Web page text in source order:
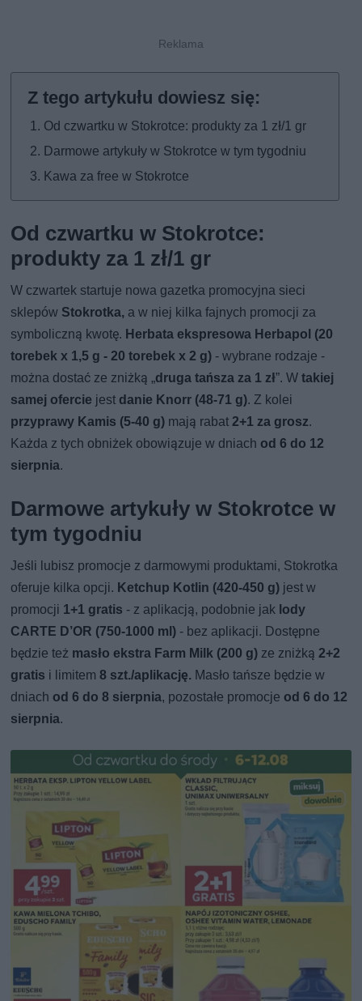
Od czwartku w Stokrotce: produkty za 1 zł/1 gr
Darmowe artykuły w Stokrotce w tym tygodniu
Kawa za free w Stokrotce
Od czwartku w Stokrotce:
produkty za 1 zł/1 gr
W czwartek startuje nowa gazetka promocyjna sieci
sklepów Stokrotka, a w niej kilka fajnych promocji za
symboliczną kwotę. Herbata ekspresowa Herbapol (20
torebek x 1,5 g - 20 torebek x 2 g) - wybrane rodzaje -
można dostać ze zniżką „druga tańsza za 1 zł”. Wtakiej
samej ofercie jest danie Knorr (48-71 g). Z kolei
przyprawy Kamis (5-40 g) mają rabat2+1 za grosz.
Każda z tych obniżek obowiązuje w dniach od 6 do 12
sierpnia.
Darmowe artykuły w Stokrotce w
tym tygodniu
Jeśli lubisz promocje z darmowymi produktami, Stokrotka
oferuje kilka opcji. Ketchup Kotlin (420-450 g) jest w
promocji 1+1 gratis - z aplikacją, podobnie jak lody
CARTE D’OR (750-1000 ml) - bez aplikacji. Dostępne
będzie też masło ekstra Farm Milk (200 g) ze zniżką2+2
gratis i limitem8 szt./aplikację. Masło tańsze będzie w
dniach od 6 do 8 sierpnia, pozostałe promocje od 6 do 12
sierpnia.